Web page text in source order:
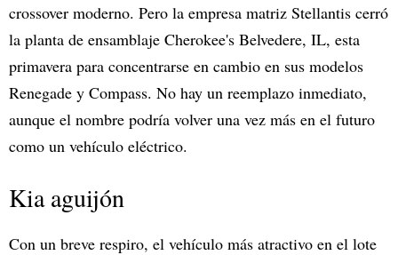
crossover moderno. Pero la empresa matriz Stellantis cerró
la planta de ensamblaje Cherokee's Belvedere, IL, esta
primavera para concentrarse en cambio en sus modelos
Renegade y Compass. No hay un reemplazo inmediato,
aunque el nombre podría volver una vez más en el futuro
como un vehículo eléctrico.
Kia aguijón
Con un breve respiro, el vehículo más atractivo en el lote